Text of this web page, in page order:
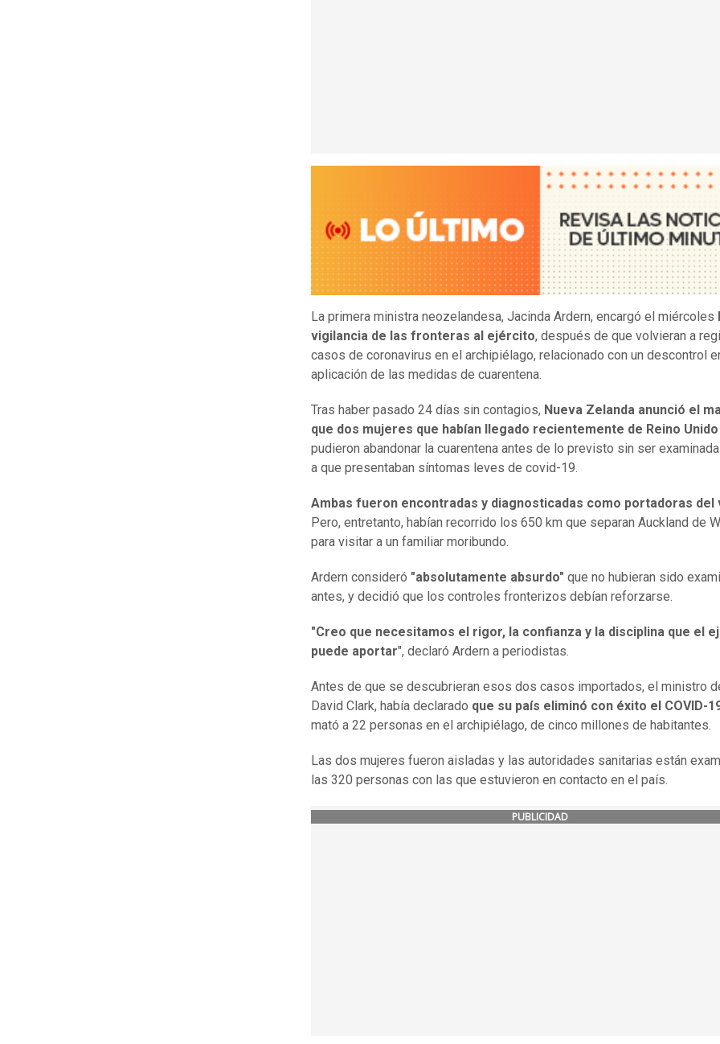
La primera ministra neozelandesa, Jacinda Ardern, encargó el miércoles
vigilancia de las fronteras al ejército, después de que volvieran a
casos de coronavirus en el archipiélago, relacionado con un descontrol
aplicación de las medidas de cuarentena.
Tras haber pasado 24 días sin contagios, Nueva Zelanda anunció el
que dos mujeres que habían llegado recientemente de Reino Unido
pudieron abandonar la cuarentena antes de lo previsto sin ser
a que presentaban síntomas leves de covid-19.
Ambas fueron encontradas y diagnosticadas como portadoras del
Pero, entretanto, habían recorrido los 650 km que separan Auckland de
para visitar a un familiar moribundo.
Ardern consideró "absolutamente absurdo" que no hubieran sido
antes, y decidió que los controles fronterizos debían reforzarse.
"Creo que necesitamos el rigor, la confianza y la disciplina que el
puede aportar", declaró Ardern a periodistas.
Antes de que se descubrieran esos dos casos importados, el ministro
David Clark, había declarado que su país eliminó con éxito el COVID-
mató a 22 personas en el archipiélago, de cinco millones de habitantes.
Las dos mujeres fueron aisladas y las autoridades sanitarias están
las 320 personas con las que estuvieron en contacto en el país.
PUBLICIDAD